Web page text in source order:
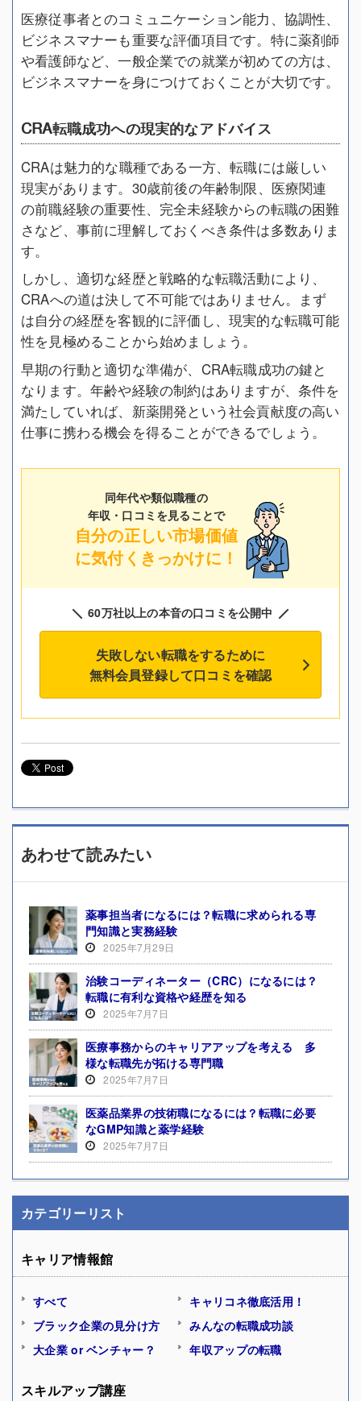
医療従事者とのコミュニケーション能力、協調性、
ビジネスマナーも重要な評価項目です。特に薬剤師
や看護師など、一般企業での就業が初めての方は、
ビジネスマナーを身につけておくことが大切です。
CRA転職成功への現実的なアドバイス
CRAは魅力的な職種である一方、転職には厳しい
現実があります。30歳前後の年齢制限、医療関連
の前職経験の重要性、完全未経験からの転職の困難
さなど、事前に理解しておくべき条件は多数ありま
す。
しかし、適切な経歴と戦略的な転職活動により、
CRAへの道は決して不可能ではありません。まず
は自分の経歴を客観的に評価し、現実的な転職可能
性を見極めることから始めましょう。
早期の行動と適切な準備が、CRA転職成功の鍵と
なります。年齢や経験の制約はありますが、条件を
満たしていれば、新薬開発という社会貢献度の高い
仕事に携わる機会を得ることができるでしょう。
同年代や類似職種の
年収・口コミを見ることで
自分の正しい市場価値
に気付くきっかけに！
60万社以上の本音の口コミを公開中
失敗しない転職をするために
無料会員登録して口コミを確認
あわせて読みたい
薬事担当者になるには？転職に求められる専
門知識と実務経験
2025年7月29日
治験コーディネーター（CRC）になるには？
転職に有利な資格や経歴を知る
2025年7月7日
医療事務からのキャリアアップを考える 多
様な転職先が拓ける専門職
2025年7月7日
医薬品業界の技術職になるには？転職に必要
なGMP知識と薬学経験
2025年7月7日
カテゴリーリスト
キャリア情報館
すべて
キャリコネ徹底活用！
ブラック企業の見分け方
みんなの転職成功談
大企業 or ベンチャー？
年収アップの転職
スキルアップ講座